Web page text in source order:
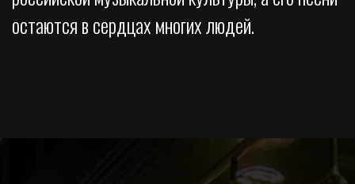
остаются в сердцах многих людей.